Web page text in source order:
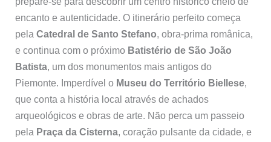
encanto e autenticidade. O itinerário perfeito começa
pela Catedral de Santo Stefano, obra-prima românica,
e continua com o próximo Batistério de São João
Batista, um dos monumentos mais antigos do
Piemonte. Imperdível o Museu do Território Biellese,
que conta a história local através de achados
arqueológicos e obras de arte. Não perca um passeio
pela Praça da Cisterna, coração pulsante da cidade, e